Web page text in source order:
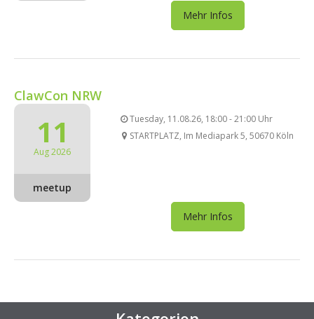
Mehr Infos
ClawCon NRW
11
Aug 2026
meetup
Tuesday, 11.08.26, 18:00 - 21:00 Uhr
STARTPLATZ, Im Mediapark 5, 50670 Köln
Mehr Infos